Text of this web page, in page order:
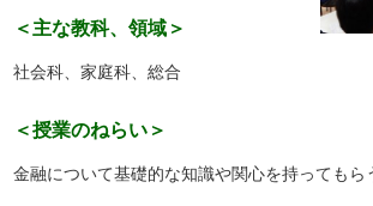
＜主な教科、領域＞
社会科、家庭科、総合
＜授業のねらい＞
金融について基礎的な知識や関心を持ってもら